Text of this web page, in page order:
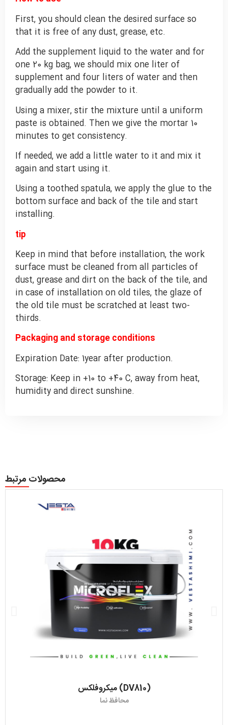
First, you should clean the desired surface so
that it is free of any dust, grease, etc.
Add the supplement liquid to the water and for
one 20 kg bag, we should mix one liter of
supplement and four liters of water and then
gradually add the powder to it.
Using a mixer, stir the mixture until a uniform
paste is obtained. Then we give the mortar 10
minutes to get consistency.
If needed, we add a little water to it and mix it
again and start using it.
Using a toothed spatula, we apply the glue to the
bottom surface and back of the tile and start
installing.
tip
Keep in mind that before installation, the work
surface must be cleaned from all particles of
dust, grease and dirt on the back of the tile, and
in case of installation on old tiles, the glaze of
the old tile must be scratched at least two-
thirds.
Packaging and storage conditions
Expiration Date: 1year after production.
Storage: Keep in +10 to +40 C, away from heat,
humidity and direct sunshine.
محصولات مرتبط
میکروفلکس (DV810)
محافظ نما